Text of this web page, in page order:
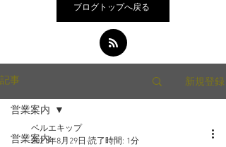
ブログトップへ戻る
記事 新規登録
営業案内
営業案内
ベルエキップ
2021年8月29日 読了時間: 1分